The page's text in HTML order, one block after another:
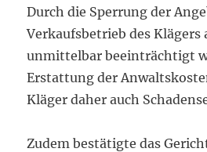
Durch die Sperrung der
Verkaufsbetrieb des
unmittelbar beeinträchtigt
Erstattung der
Kläger daher auch
Zudem bestätigte das